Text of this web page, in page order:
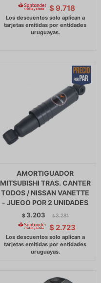
$ 9.718
AMORTIGUADOR
MITSUBISHI TRAS. CANTER
TODOS / NISSAN VANETTE
- JUEGO POR 2 UNIDADES
$ 3.203 $ 3.281
$ 2.723